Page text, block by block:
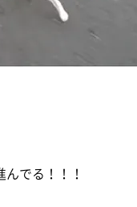
でる！！！